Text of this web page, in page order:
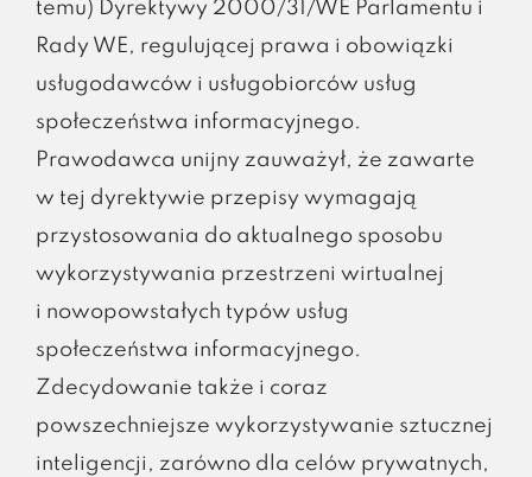
temu) Dyrektywy 2000/31/WE Parlamentu i
Rady WE, regulującej prawa i obowiązki
usługodawców i usługobiorców usług
społeczeństwa informacyjnego.
Prawodawca unijny zauważył, że zawarte
w tej dyrektywie przepisy wymagają
przystosowania do aktualnego sposobu
wykorzystywania przestrzeni wirtualnej
i nowopowstałych typów usług
społeczeństwa informacyjnego.
Zdecydowanie także i coraz
powszechniejsze wykorzystywanie sztucznej
inteligencji, zarówno dla celów prywatnych,